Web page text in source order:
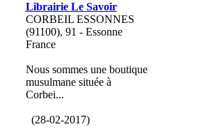
Librairie Le Savoir
CORBEIL ESSONNES
(91100), 91 - Essonne
France
Nous sommes une boutique
musulmane située à
Corbei...
(28-02-2017)